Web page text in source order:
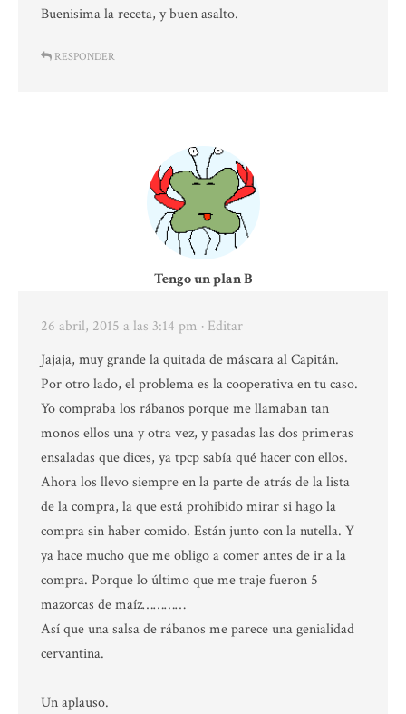
Buenisima la receta, y buen asalto.
RESPONDER
Tengo un plan B
26 abril, 2015 a las 3:14 pm · Editar
Jajaja, muy grande la quitada de máscara al Capitán.
Por otro lado, el problema es la cooperativa en tu caso.
Yo compraba los rábanos porque me llamaban tan
monos ellos una y otra vez, y pasadas las dos primeras
ensaladas que dices, ya tpcp sabía qué hacer con ellos.
Ahora los llevo siempre en la parte de atrás de la lista
de la compra, la que está prohibido mirar si hago la
compra sin haber comido. Están junto con la nutella. Y
ya hace mucho que me obligo a comer antes de ir a la
compra. Porque lo último que me traje fueron 5
mazorcas de maíz…………
Así que una salsa de rábanos me parece una genialidad
cervantina.
Un aplauso.